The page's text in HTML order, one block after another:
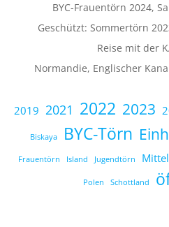
BYC-Frauentörn 2024,
Geschützt: Sommertörn
Reise mit der
Normandie, Englischer
2019 2021 2022 2023
Biskaya BYC-Törn
Frauentörn Island Jugendtörn
Polen Schottland